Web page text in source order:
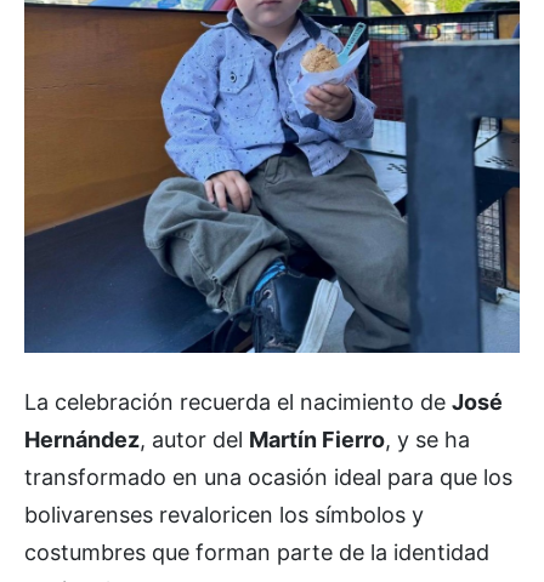
La celebración recuerda el nacimiento de José
Hernández, autor del Martín Fierro, y se ha
transformado en una ocasión ideal para que los
bolivarenses revaloricen los símbolos y
costumbres que forman parte de la identidad